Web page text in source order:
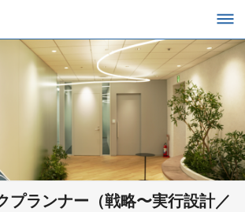
プランナー（戦略〜実行設計／